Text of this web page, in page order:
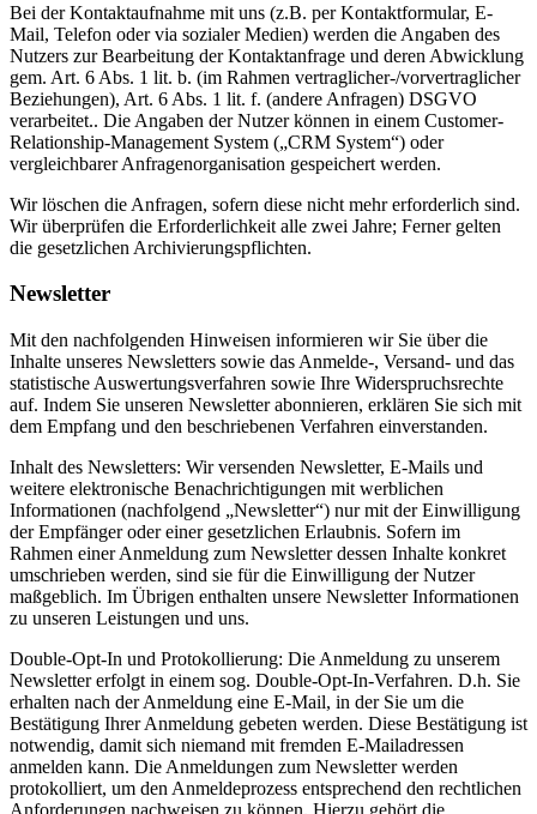
Bei der Kontaktaufnahme mit uns (z.B. per Kontaktformular, E-
Mail, Telefon oder via sozialer Medien) werden die Angaben des
Nutzers zur Bearbeitung der Kontaktanfrage und deren Abwicklung
gem. Art. 6 Abs. 1 lit. b. (im Rahmen vertraglicher-/vorvertraglicher
Beziehungen), Art. 6 Abs. 1 lit. f. (andere Anfragen) DSGVO
verarbeitet.. Die Angaben der Nutzer können in einem Customer-
Relationship-Management System („CRM System“) oder
vergleichbarer Anfragenorganisation gespeichert werden.
Wir löschen die Anfragen, sofern diese nicht mehr erforderlich sind.
Wir überprüfen die Erforderlichkeit alle zwei Jahre; Ferner gelten
die gesetzlichen Archivierungspflichten.
Newsletter
Mit den nachfolgenden Hinweisen informieren wir Sie über die
Inhalte unseres Newsletters sowie das Anmelde-, Versand- und das
statistische Auswertungsverfahren sowie Ihre Widerspruchsrechte
auf. Indem Sie unseren Newsletter abonnieren, erklären Sie sich mit
dem Empfang und den beschriebenen Verfahren einverstanden.
Inhalt des Newsletters: Wir versenden Newsletter, E-Mails und
weitere elektronische Benachrichtigungen mit werblichen
Informationen (nachfolgend „Newsletter“) nur mit der Einwilligung
der Empfänger oder einer gesetzlichen Erlaubnis. Sofern im
Rahmen einer Anmeldung zum Newsletter dessen Inhalte konkret
umschrieben werden, sind sie für die Einwilligung der Nutzer
maßgeblich. Im Übrigen enthalten unsere Newsletter Informationen
zu unseren Leistungen und uns.
Double-Opt-In und Protokollierung: Die Anmeldung zu unserem
Newsletter erfolgt in einem sog. Double-Opt-In-Verfahren. D.h. Sie
erhalten nach der Anmeldung eine E-Mail, in der Sie um die
Bestätigung Ihrer Anmeldung gebeten werden. Diese Bestätigung ist
notwendig, damit sich niemand mit fremden E-Mailadressen
anmelden kann. Die Anmeldungen zum Newsletter werden
protokolliert, um den Anmeldeprozess entsprechend den rechtlichen
Anforderungen nachweisen zu können. Hierzu gehört die